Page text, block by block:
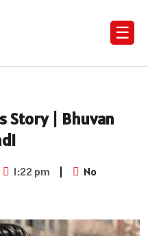
☰
Story | Bhuvan
1:22 pm |
No